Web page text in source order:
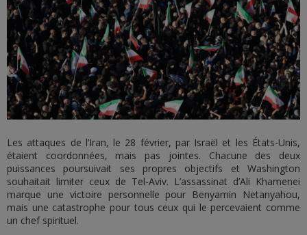
Les attaques de l’Iran, le 28 février, par Israël et les États-Unis,
étaient coordonnées, mais pas jointes. Chacune des deux
puissances poursuivait ses propres objectifs et Washington
souhaitait limiter ceux de Tel-Aviv. L’assassinat d’Ali Khamenei
marque une victoire personnelle pour Benyamin Netanyahou,
mais une catastrophe pour tous ceux qui le percevaient comme
un chef spirituel.